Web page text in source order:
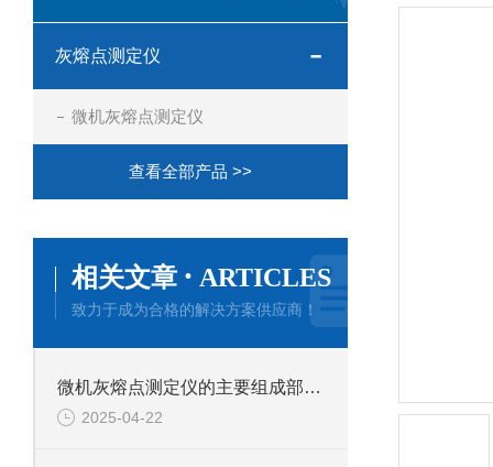
灰熔点测定仪
微机灰熔点测定仪
查看全部产品 >>
相关文章 · ARTICLES
致力于成为合格的解决方案供应商！
微机灰熔点测定仪的主要组成部件功能特点介绍
2025-04-22